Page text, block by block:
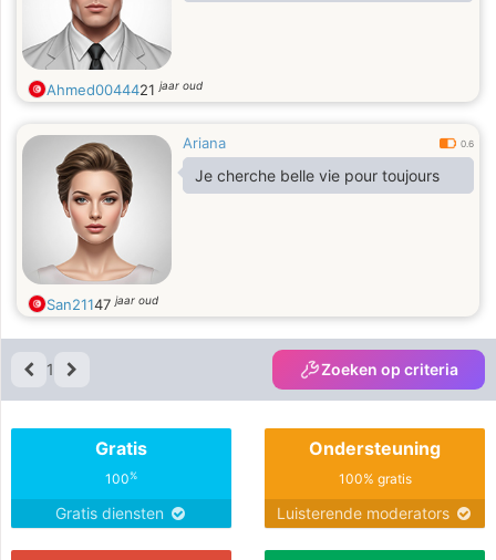
Ahmed0044421jaar oud
Ariana 0.6
Je cherche belle vie pour toujours
San21147jaar oud
1 Zoeken op criteria
Gratis
100%
Gratis diensten
Ondersteuning
100% gratis
Luisterende moderators